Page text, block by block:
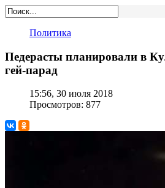
Политика
Педерасты планировали в
гей-парад
15:56, 30 июля 2018
Просмотров: 877